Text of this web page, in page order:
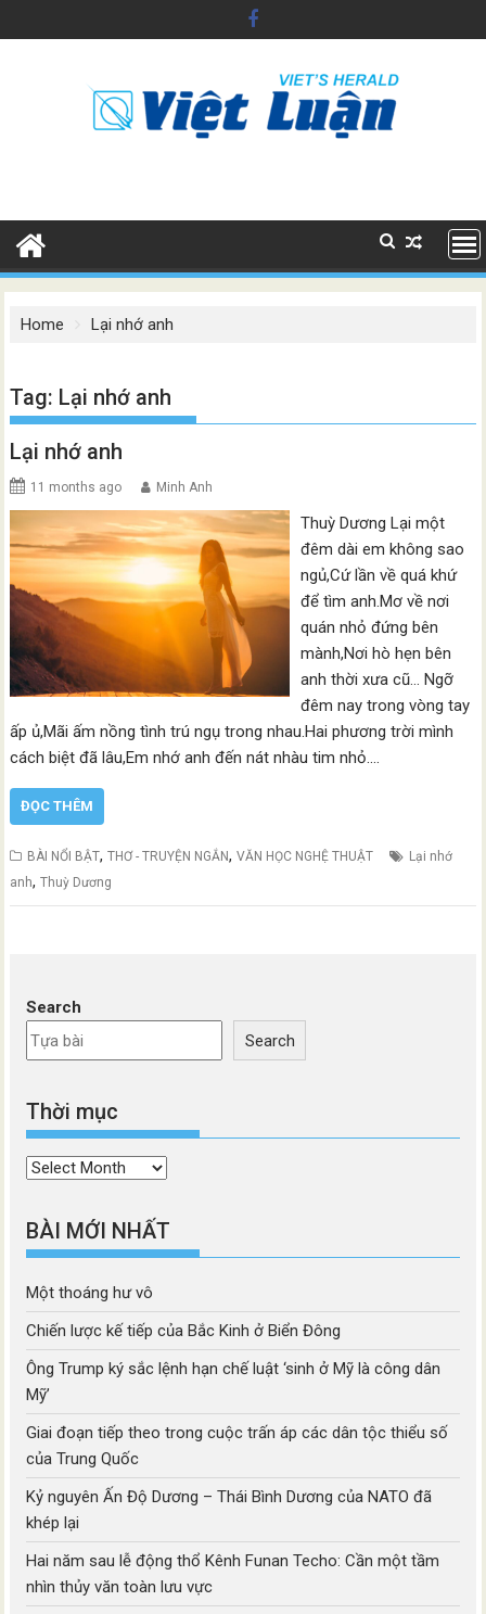
to
Home Lại nhớ anh
Tag: Lại nhớ anh
Lại nhớ anh
11 months ago Minh Anh
Thuỳ Dương Lại một
đêm dài em không sao
ngủ,Cứ lần về quá khứ
để tìm anh.Mơ về nơi
quán nhỏ đứng bên
mành,Nơi hò hẹn bên
anh thời xưa cũ… Ngỡ
đêm nay trong vòng tay
ấp ủ,Mãi ấm nồng tình trú ngụ trong nhau.Hai phương trời mình
cách biệt đã lâu,Em nhớ anh đến nát nhàu tim nhỏ.…
ĐỌC THÊM
BÀI NỔI BẬT,THƠ - TRUYỆN NGẮN,VĂN HỌC NGHỆ THUẬT
Lại nhớ
anh,Thuỳ Dương
Search
Search
Thời mục
Thời
BÀI MỚI NHẤT
Một thoáng hư vô
Chiến lược kế tiếp của Bắc Kinh ở Biển Đông
Ông Trump ký sắc lệnh hạn chế luật ‘sinh ở Mỹ là công dân
Mỹ’
Giai đoạn tiếp theo trong cuộc trấn áp các dân tộc thiểu số
của Trung Quốc
Kỷ nguyên Ấn Độ Dương – Thái Bình Dương của NATO đã
khép lại
Hai năm sau lễ động thổ Kênh Funan Techo: Cần một tầm
nhìn thủy văn toàn lưu vực